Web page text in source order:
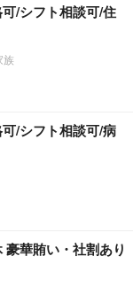
/シフト相談可/住
族
/シフト相談可/病
華賄い・社割あり